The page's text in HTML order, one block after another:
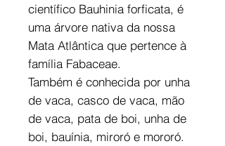
científico Bauhinia forficata, é
uma árvore nativa da nossa
Mata Atlântica que pertence à
família Fabaceae.
Também é conhecida por unha
de vaca, casco de vaca, mão
de vaca, pata de boi, unha de
boi, bauínia, miroró e mororó.